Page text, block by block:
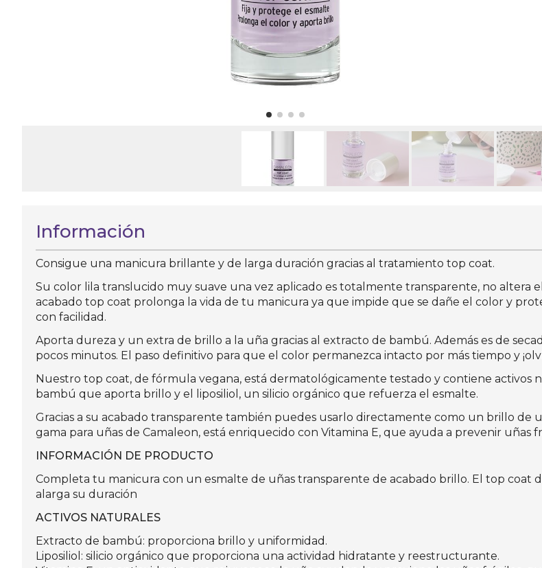
Información
Consigue una manicura brillante y de larga duración gracias al tratamiento top coat.
Su color lila translucido muy suave una vez aplicado es totalmente transparente, no altera
acabado top coat prolonga la vida de tu manicura ya que impide que se dañe el color y
con facilidad.
Aporta dureza y un extra de brillo a la uña gracias al extracto de bambú. Además es de
pocos minutos. El paso definitivo para que el color permanezca intacto por más tiempo y
Nuestro top coat, de fórmula vegana, está dermatológicamente testado y contiene activos
bambú que aporta brillo y el liposiliol, un silicio orgánico que refuerza el esmalte.
Gracias a su acabado transparente también puedes usarlo directamente como un brillo de
gama para uñas de Camaleon, está enriquecido con Vitamina E, que ayuda a prevenir uñas
INFORMACIÓN DE PRODUCTO
Completa tu manicura con un esmalte de uñas transparente de acabado brillo. El top coat
alarga su duración
ACTIVOS NATURALES
Extracto de bambú: proporciona brillo y uniformidad.
Liposiliol: silicio orgánico que proporciona una actividad hidratante y reestructurante.